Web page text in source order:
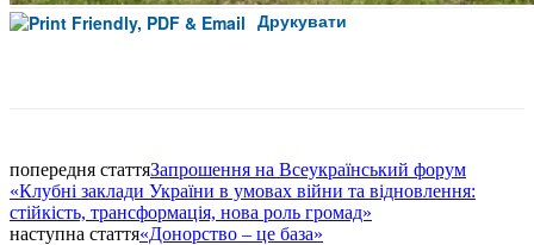
Друкувати
попередня статтяЗапрошення на Всеукраїнський форум
«Клубні заклади України в умовах війни та відновлення:
стійкість, трансформація, нова роль громад»
наступна стаття«Донорство – це база»